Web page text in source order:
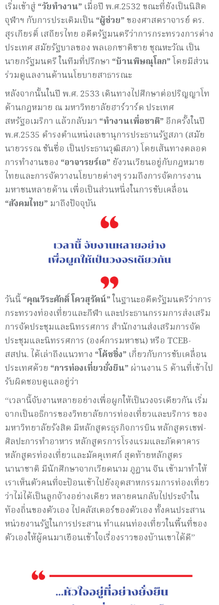
เริ่มเข้าสู่ “วัยทำงาน” เมื่อปี พ.ศ.2532 ขณะที่ยังเป็นนิสิต
จุฬาฯ กับการประเดิมเป็น “ผู้ช่วย”ของศาสตราจารย์ ดร.
สุรเกียรติ์ เสถียรไทย อดีตรัฐมนตรีว่าการกระทรวงการต่าง
ประเทศ สมัยรัฐบาลของ พลเอกชาติชาย ชุณหะวัณ เป็น
นายกรัฐมนตรี ในทีมที่ปรึกษา “บ้านพิษณุโลก” โดยมีส่วน
ร่วมดูแลงานด้านนโยบายสาธารณะ
หลังจากนั้นในปี พ.ศ. 2533 เดินทางไปศึกษาต่อปริญญาโท
ด้านกฎหมาย ณ มหาวิทยาลัยฮาร์วาร์ด ประเทศ
สหรัฐอเมริกา แล้วกลับมา “ทำงานเพื่อชาติ” อีกครั้งในปี
พ.ศ.2535 ดำรงตำแหน่งเลขานุการประธานรัฐสภา (สมัย
นายวรรณ ชันซื่อ เป็นประธานวุฒิสภา) โดยเส้นทางตลอด
การทำงานของ “อาจารยร์เอ” ยังวนเวียนอยู่กับกฎหมาย
ไทยและการจัดวางนโยบายต่างๆ รวมถึงการจัดการงาน
มหาชนหลายด้าน เพื่อเป็นส่วนหนึ่งในการขับเคลื่อน
“สังคมไทย” มาถึงปัจจุบัน
วันนี้ “คุณวีระศักดิ์ โควสุรัตน์” ในฐานะอดีตรัฐมนตรีว่าการ
กระทรวงท่องเที่ยวและกีฬา และประธานกรรมการส่งเสริม
การจัดประชุมและนิทรรศการ สำนักงานส่งเสริมการจัด
ประชุมและนิทรรศการ (องค์การมหาชน) หรือ TCEB-
สสปน. ได้เล่าถึงแนวทาง “โค้ชชิ่ง” เกี่ยวกับการขับเคลื่อน
ประเทศด้วย “การท่องเที่ยวยั่งยืน” ผ่านงาน 5 ด้านที่เข้าไป
รับผิดชอบดูแลอยู่ว่า
“เวลานี้จับงานหลายอย่างเพื่อผูกให้เป็นวงจรเดียวกัน เริ่ม
จากเป็นอธิการของวิทยาลัยการท่องเที่ยวและบริการ ของ
มหาวิทยาลัยรังสิต มีหลักสูตรธุรกิจการบิน หลักสูตรเชฟ-
ศิลปะการทำอาหาร หลักสูตรการโรงแรมและภัตตาคาร
หลักสูตรท่องเที่ยวและมัคคุเทศก์ สุดท้ายหลักสูตร
นานาชาติ มีนักศึกษาจากเวียดนาม ภูฏาน จีน เข้ามาทำให้
เราเห็นตัวคนที่จะป้อนเข้าไปยังอุตสาหกรรมการท่องเที่ยว
ว่าไม่ได้เป็นลูกจ้างอย่างเดียว หลายคนกลับไปประจำใน
ท้องถิ่นของตัวเอง ไปคลัสเตอร์ของตัวเอง ทั้งคนประสาน
หน่วยงานรัฐในการประสาน ทำแผนท่องเที่ยวในพื้นที่ของ
ตัวเองให้ผู้คนมาเยือนเข้าใจเรื่องราวของบ้านเขาได้ดี”